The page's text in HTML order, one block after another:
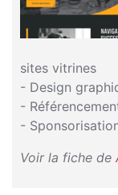
sites vitrines
- Design
-
-
Voir la fiche de